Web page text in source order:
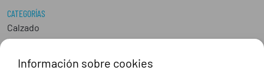
CATEGORÍAS
Calzado
Epis
Industria
Información sobre cookies